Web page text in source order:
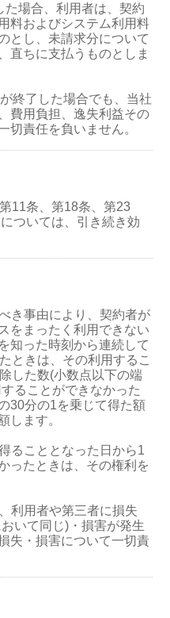
場合、利用者は、契約
料およびシステム利用料
とし、未請求分について
直ちに支払うものとしま
終了した場合でも、当社
費用負担、逸失利益その
切責任を負いません。
11条、第18条、第23
ついては、引き続き効
き事由により、契約者が
をまったく利用できない
知った時刻から連続して
ときは、その利用するこ
した数(小数点以下の端
ることができなかった
30分の1を乗じて得た額
します。
ることとなった日から1
ったときは、その権利を
利用者や第三者に損失
いて同じ)・損害が発生
失・損害について一切責